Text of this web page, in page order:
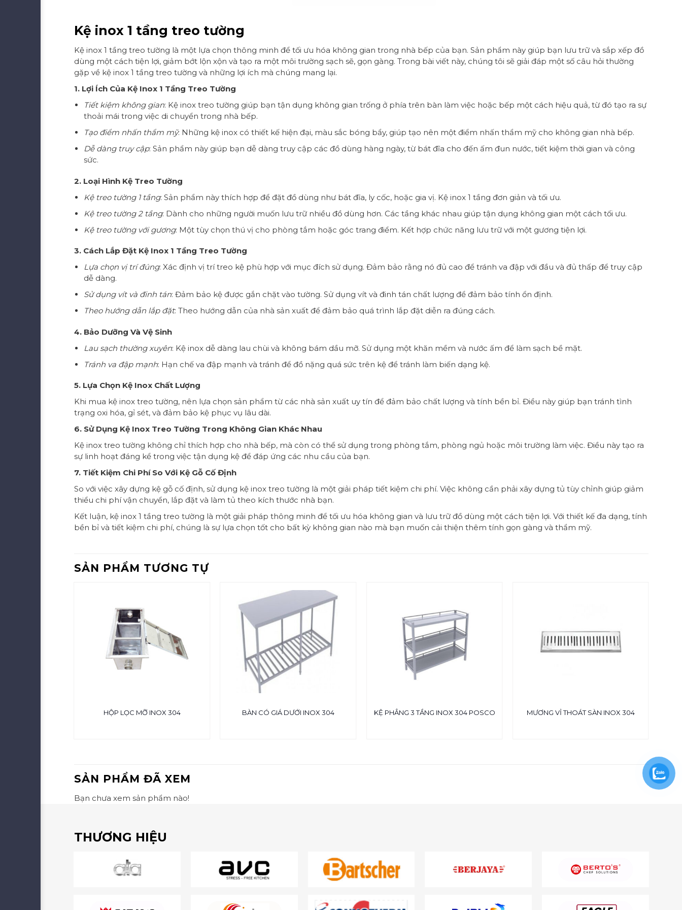
Kệ inox 1 tầng treo tường
Kệ inox 1 tầng treo tường là một lựa chọn thông minh để tối ưu hóa không gian trong nhà bếp của bạn. Sản phẩm này giúp bạn lưu trữ và sắp xếp đồ
dùng một cách tiện lợi, giảm bớt lộn xộn và tạo ra một môi trường sạch sẽ, gọn gàng. Trong bài viết này, chúng tôi sẽ giải đáp một số câu hỏi thường
gặp về kệ inox 1 tầng treo tường và những lợi ích mà chúng mang lại.
1. Lợi Ích Của Kệ Inox 1 Tầng Treo Tường
Tiết kiệm không gian: Kệ inox treo tường giúp bạn tận dụng không gian trống ở phía trên bàn làm việc hoặc bếp một cách hiệu quả, từ đó tạo ra sự
thoải mái trong việc di chuyển trong nhà bếp.
Tạo điểm nhấn thẩm mỹ: Những kệ inox có thiết kế hiện đại, màu sắc bóng bẩy, giúp tạo nên một điểm nhấn thẩm mỹ cho không gian nhà bếp.
Dễ dàng truy cập: Sản phẩm này giúp bạn dễ dàng truy cập các đồ dùng hàng ngày, từ bát đĩa cho đến ấm đun nước, tiết kiệm thời gian và công
sức.
2. Loại Hình Kệ Treo Tường
Kệ treo tường 1 tầng: Sản phẩm này thích hợp để đặt đồ dùng như bát đĩa, ly cốc, hoặc gia vị. Kệ inox 1 tầng đơn giản và tối ưu.
Kệ treo tường 2 tầng: Dành cho những người muốn lưu trữ nhiều đồ dùng hơn. Các tầng khác nhau giúp tận dụng không gian một cách tối ưu.
Kệ treo tường với gương: Một tùy chọn thú vị cho phòng tắm hoặc góc trang điểm. Kết hợp chức năng lưu trữ với một gương tiện lợi.
3. Cách Lắp Đặt Kệ Inox 1 Tầng Treo Tường
Lựa chọn vị trí đúng: Xác định vị trí treo kệ phù hợp với mục đích sử dụng. Đảm bảo rằng nó đủ cao để tránh va đập với đầu và đủ thấp để truy cập
dễ dàng.
Sử dụng vít và đinh tán: Đảm bảo kệ được gắn chặt vào tường. Sử dụng vít và đinh tán chất lượng để đảm bảo tính ổn định.
Theo hướng dẫn lắp đặt: Theo hướng dẫn của nhà sản xuất để đảm bảo quá trình lắp đặt diễn ra đúng cách.
4. Bảo Dưỡng Và Vệ Sinh
Lau sạch thường xuyên: Kệ inox dễ dàng lau chùi và không bám dầu mỡ. Sử dụng một khăn mềm và nước ấm để làm sạch bề mặt.
Tránh va đập mạnh: Hạn chế va đập mạnh và tránh để đồ nặng quá sức trên kệ để tránh làm biến dạng kệ.
5. Lựa Chọn Kệ Inox Chất Lượng
Khi mua kệ inox treo tường, nên lựa chọn sản phẩm từ các nhà sản xuất uy tín để đảm bảo chất lượng và tính bền bỉ. Điều này giúp bạn tránh tình
trạng oxi hóa, gỉ sét, và đảm bảo kệ phục vụ lâu dài.
6. Sử Dụng Kệ Inox Treo Tường Trong Không Gian Khác Nhau
Kệ inox treo tường không chỉ thích hợp cho nhà bếp, mà còn có thể sử dụng trong phòng tắm, phòng ngủ hoặc môi trường làm việc. Điều này tạo ra
sự linh hoạt đáng kể trong việc tận dụng kệ để đáp ứng các nhu cầu của bạn.
7. Tiết Kiệm Chi Phí So Với Kệ Gỗ Cố Định
So với việc xây dựng kệ gỗ cố định, sử dụng kệ inox treo tường là một giải pháp tiết kiệm chi phí. Việc không cần phải xây dựng tủ tùy chỉnh giúp giảm
thiểu chi phí vận chuyển, lắp đặt và làm tủ theo kích thước nhà bạn.
Kết luận, kệ inox 1 tầng treo tường là một giải pháp thông minh để tối ưu hóa không gian và lưu trữ đồ dùng một cách tiện lợi. Với thiết kế đa dạng, tính
bền bỉ và tiết kiệm chi phí, chúng là sự lựa chọn tốt cho bất kỳ không gian nào mà bạn muốn cải thiện thêm tính gọn gàng và thẩm mỹ.
SẢN PHẨM TƯƠNG TỰ
HỘP LỌC MỠ INOX 304 BÀN CÓ GIÁ DƯỚI INOX 304 KỆ PHẲNG 3 TẦNG INOX 304 POSCO MƯƠNG VỈ THOÁT SÀN INOX 304
SẢN PHẨM ĐÃ XEM
Bạn chưa xem sản phẩm nào!
THƯƠNG HIỆU